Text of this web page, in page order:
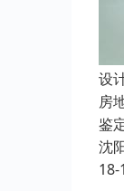
设
房
鉴
沈
18-